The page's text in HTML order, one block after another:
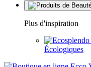
Plus d'inspiration
Écologiques